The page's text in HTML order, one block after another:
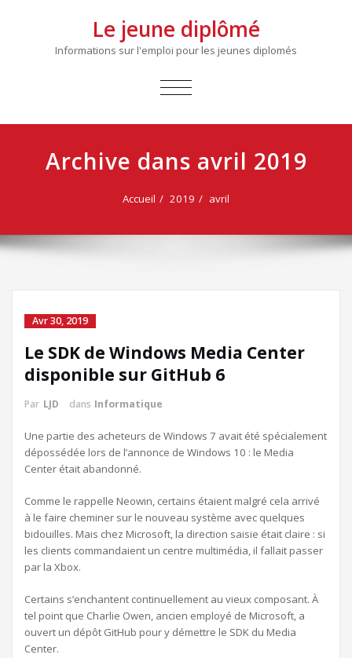
Le jeune diplômé
Informations sur l'emploi pour les jeunes diplomés
AFFICHER/MASQUER
Archive dans avril 2019
Accueil 2019 avril
Avr 30, 2019
Le SDK de Windows Media Center
disponible sur GitHub 6
Par LJD dans Informatique
Une partie des acheteurs de Windows 7 avait été spécialement
dépossédée lors de l’annonce de Windows 10 : le Media
Center était abandonné.
Comme le rappelle Neowin, certains étaient malgré cela arrivé
à le faire cheminer sur le nouveau système avec quelques
bidouilles. Mais chez Microsoft, la direction saisie était claire : si
les clients commandaient un centre multimédia, il fallait passer
par la Xbox.
Certains s’enchantent continuellement au vieux composant. À
tel point que Charlie Owen, ancien employé de Microsoft, a
ouvert un dépôt GitHub pour y démettre le SDK du Media
Center.